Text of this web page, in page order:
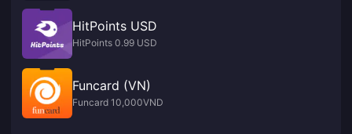
HitPoints USD
HitPoints 0.99 USD
Funcard (VN)
Funcard 10,000VND